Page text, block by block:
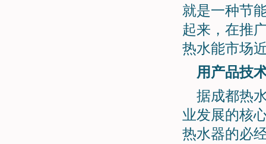
就是一种节
起来，在推
热水能市场
用产品技
据成都热
业发展的核
热水器的必